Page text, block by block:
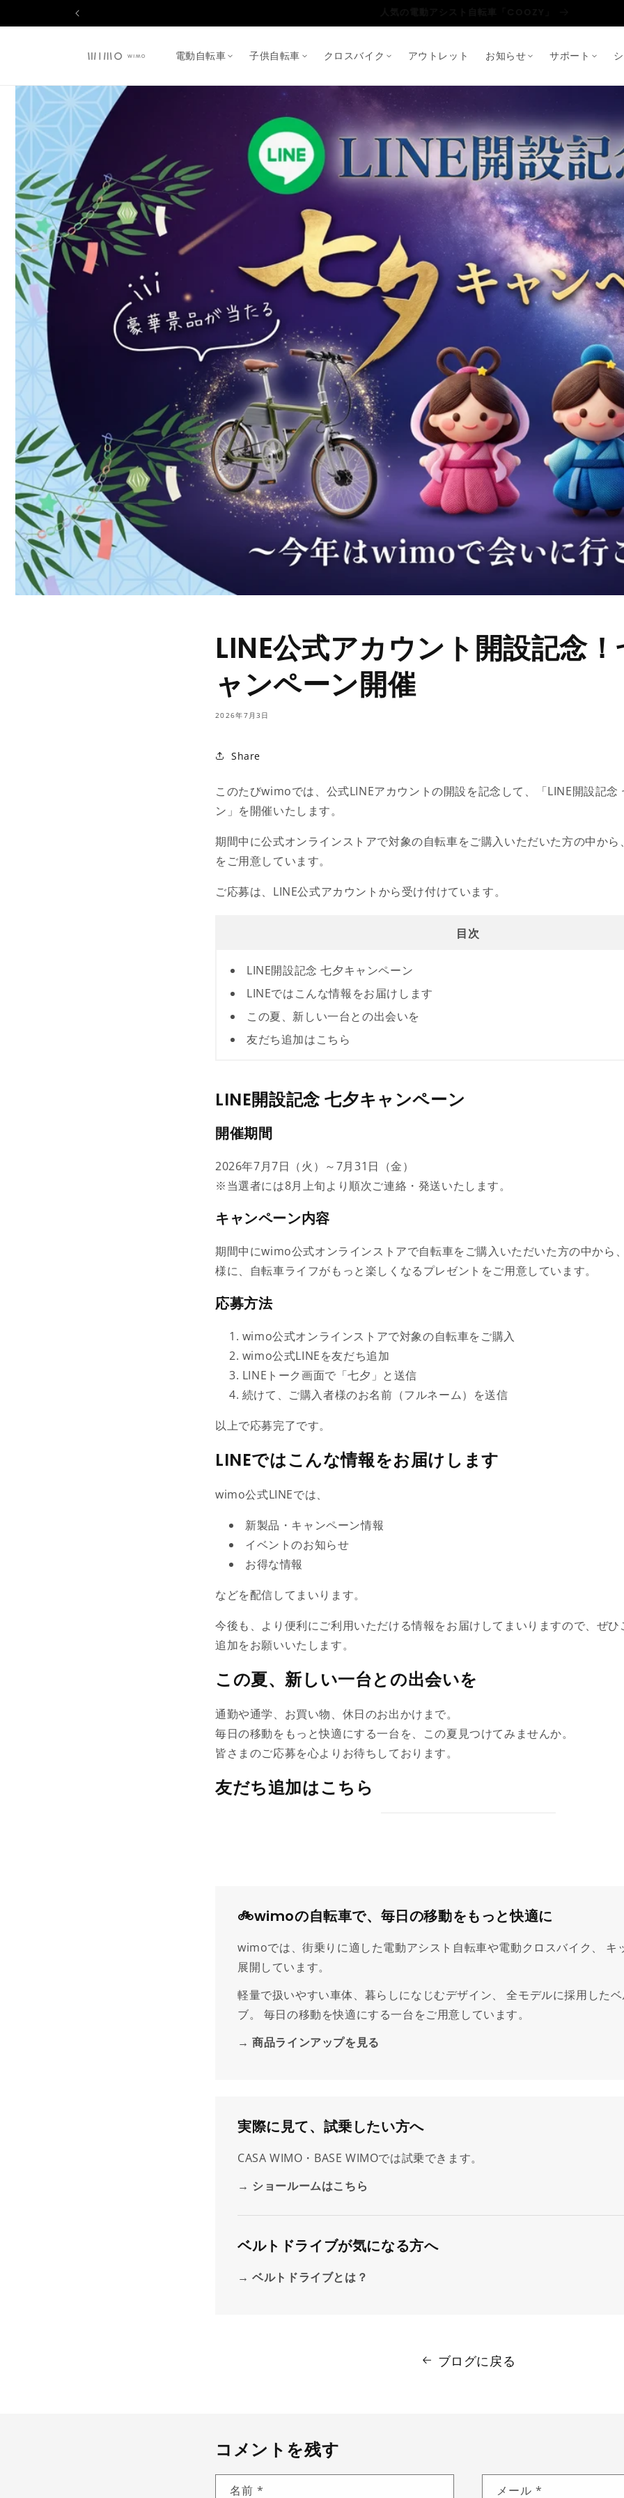
進む
電動自転車 子供自転車 クロスバイク アウトレット お知らせ サポート
LINE公式アカウント開設記念！
ャンペーン開催
2026年7月3日
Share
このたびwimoでは、公式LINEアカウントの開設を記念して、「LINE開設記念
ン」を開催いたします。
期間中に公式オンラインストアで対象の自転車をご購入いただいた方の中から
をご用意しています。
ご応募は、LINE公式アカウントから受け付けています。
目次
LINE開設記念 七夕キャンペーン
LINEではこんな情報をお届けします
この夏、新しい一台との出会いを
友だち追加はこちら
LINE開設記念 七夕キャンペーン
開催期間
2026年7月7日（火）～7月31日（金）
※当選者には8月上旬より順次ご連絡・発送いたします。
キャンペーン内容
期間中にwimo公式オンラインストアで自転車をご購入いただいた方の中から
様に、自転車ライフがもっと楽しくなるプレゼントをご用意しています。
応募方法
wimo公式オンラインストアで対象の自転車をご購入
wimo公式LINEを友だち追加
LINEトーク画面で「七夕」と送信
続けて、ご購入者様のお名前（フルネーム）を送信
以上で応募完了です。
LINEではこんな情報をお届けします
wimo公式LINEでは、
新製品・キャンペーン情報
イベントのお知らせ
お得な情報
などを配信してまいります。
今後も、より便利にご利用いただける情報をお届けしてまいりますので、ぜひ
追加をお願いいたします。
この夏、新しい一台との出会いを
通勤や通学、お買い物、休日のお出かけまで。
毎日の移動をもっと快適にする一台を、この夏見つけてみませんか。
皆さまのご応募を心よりお待ちしております。
友だち追加はこちら
🚲️wimoの自転車で、毎日の移動をもっと快適に
wimoでは、街乗りに適した電動アシスト自転車や電動クロスバイク、 キ
展開しています。
軽量で扱いやすい車体、暮らしになじむデザイン、 全モデルに採用したベ
ブ。 毎日の移動を快適にする一台をご用意しています。
商品ラインアップを見る
実際に見て、試乗したい方へ
CASA WIMO・BASE WIMOでは試乗できます。
ショールームはこちら
ベルトドライブが気になる方へ
ベルトドライブとは？
ブログに戻る
コメントを残す
名前 * メール *